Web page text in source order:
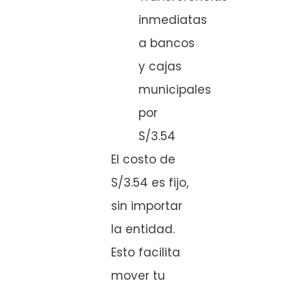
inmediatas
a bancos
y cajas
municipales
por
S/3.54
El costo de
S/3.54 es fijo,
sin importar
la entidad.
Esto facilita
mover tu